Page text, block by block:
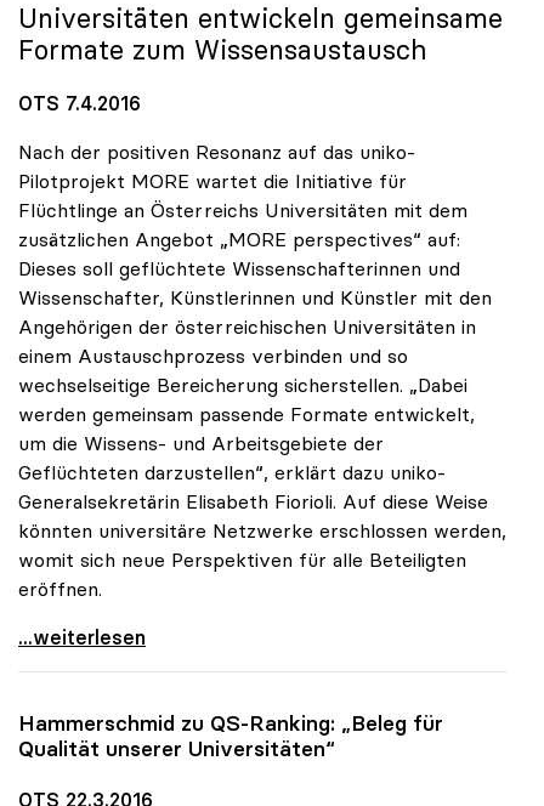
Universitäten entwickeln gemeinsame
Formate zum Wissensaustausch
OTS 7.4.2016
Nach der positiven Resonanz auf das uniko-
Pilotprojekt MORE wartet die Initiative für
Flüchtlinge an Österreichs Universitäten mit dem
zusätzlichen Angebot „MORE perspectives“ auf:
Dieses soll geflüchtete Wissenschafterinnen und
Wissenschafter, Künstlerinnen und Künstler mit den
Angehörigen der österreichischen Universitäten in
einem Austauschprozess verbinden und so
wechselseitige Bereicherung sicherstellen. „Dabei
werden gemeinsam passende Formate entwickelt,
um die Wissens- und Arbeitsgebiete der
Geflüchteten darzustellen“, erklärt dazu uniko-
Generalsekretärin Elisabeth Fiorioli. Auf diese Weise
könnten universitäre Netzwerke erschlossen werden,
womit sich neue Perspektiven für alle Beteiligten
eröffnen.
MORE perspectives: Zusätzliches uniko-Angebot für
...weiterlesen
Hammerschmid zu QS-Ranking: „Beleg für
Qualität unserer Universitäten“
OTS 22.3.2016